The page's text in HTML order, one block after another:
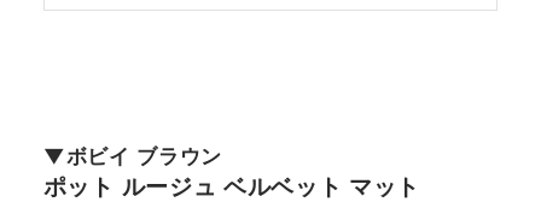
ボビイ ブラウン
ポット ルージュ ベルベット マット